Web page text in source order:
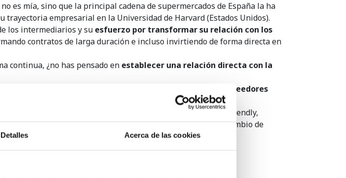
Detalles Acerca de las cookies
es mía, sino que la principal cadena de supermercados de España la ha
empresarial en la Universidad de Harvard (Estados Unidos).
los intermediarios y su esfuerzo por transformar su relación con los
contratos de larga duración e incluso invirtiendo de forma directa en
continua, ¿no has pensado en establecer una relación directa con la
productos, o incluso
haciéndote socio de tus propios proveedores
es cada vez más grande.
, introduzcas marcas eco-friendly,
de vendingy no te olvides de negociar precios más bajos a cambio de
consejos, tu negocio mejora de forma sustancial.